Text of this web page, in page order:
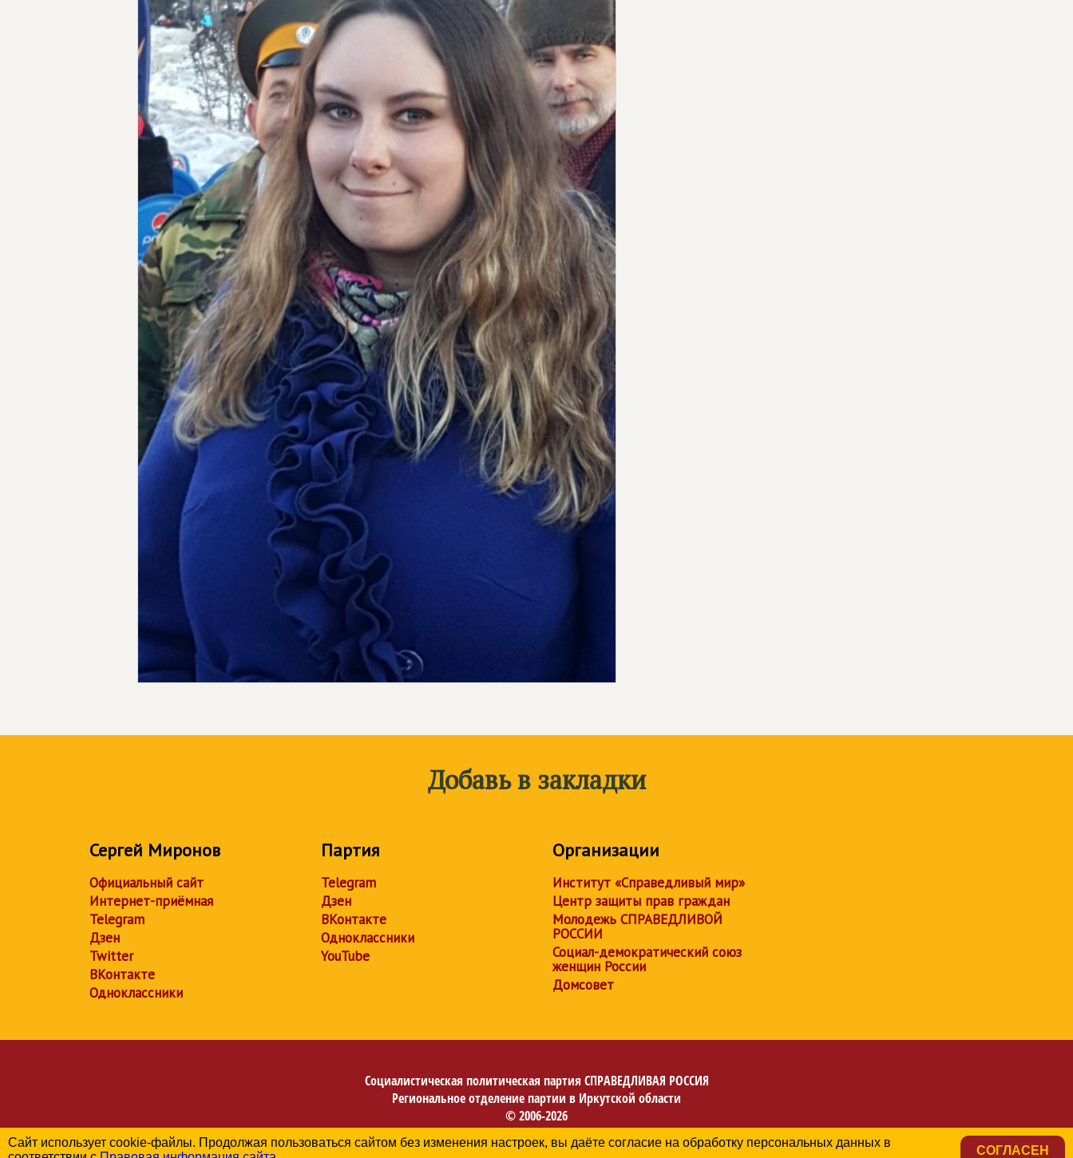
Добавь в закладки
Сергей Миронов
Официальный сайт
Интернет-приёмная
Telegram
Дзен
Twitter
ВКонтакте
Одноклассники
Партия
Telegram
Дзен
ВКонтакте
Одноклассники
YouTube
Организации
Институт «Справедливый мир»
Центр защиты прав граждан
Молодежь СПРАВЕДЛИВОЙ
РОССИИ
Социал-демократический союз
женщин России
Домсовет
Социалистическая политическая партия СПРАВЕДЛИВАЯ РОССИЯ
Региональное отделение партии в Иркутской области
© 2006-2026
Политика в отношении обработки персональных данных
Сайт использует cookie-файлы. Продолжая пользоваться сайтом без изменения настроек, вы даёте согласие на обработку персональных данных в
СОГЛАСЕН